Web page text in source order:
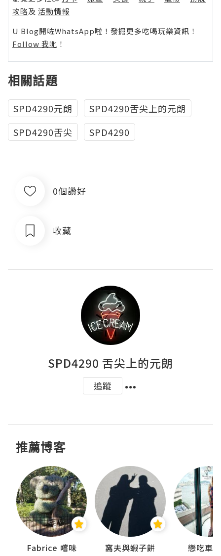
攻略及 活動情報
U Blog開咗WhatsApp啦！發掘更多吃喝玩樂資訊！
Follow 我哋 ！
相關話題
SPD4290元朗
SPD4290舌尖上的元朗
SPD4290舌尖
SPD4290
0個讚好
收藏
SPD4290 舌尖上的元朗
追蹤
推薦博客
Fabrice 嚐味 窩夫與蝦子餅 戀吃車